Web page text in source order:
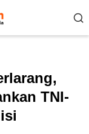
TNI-